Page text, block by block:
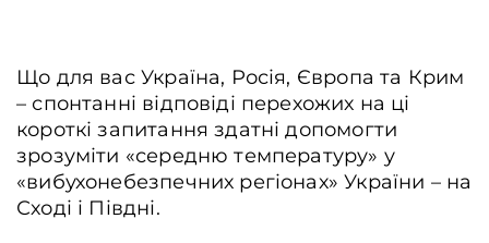
Контакти
Співпраця
Медіакіт
Партнери проєкту та подяка
Що для вас Україна, Росія, Європа та Крим
– спонтанні відповіді перехожих на ці
короткі запитання здатні допомогти
зрозуміти «середню температуру» у
«вибухонебезпечних регіонах» України – на
Сході і Півдні.